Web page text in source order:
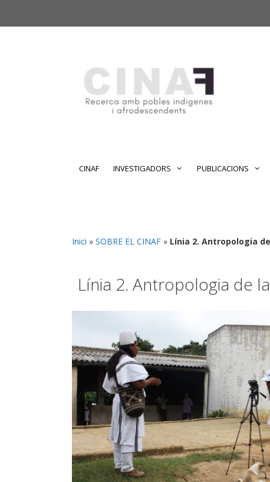
al
al
CINAF INVESTIGADORS PUBLICACIONS
Inici » SOBRE EL CINAF » Línia 2. Antropologia
Línia 2. Antropologia de